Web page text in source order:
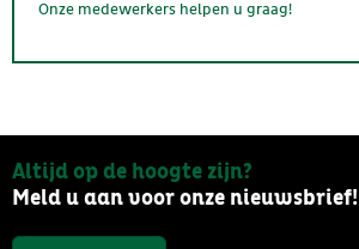
Onze medewerkers helpen u graag!
Altijd op de hoogte zijn?
Meld u aan voor onze nieuwsbrief!